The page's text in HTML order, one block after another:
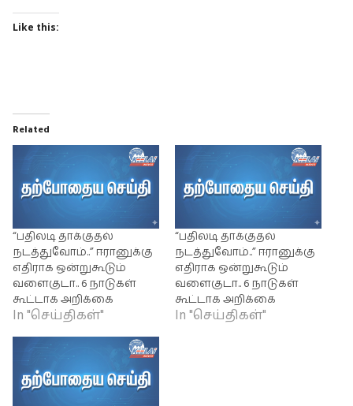
Like this:
Related
“பதிலடி தாக்குதல்
நடத்துவோம்..” ஈரானுக்கு
எதிராக ஒன்றுகூடும்
வளைகுடா.. 6 நாடுகள்
கூட்டாக அறிக்கை
In "செய்திகள்"
“பதிலடி தாக்குதல்
நடத்துவோம்..” ஈரானுக்கு
எதிராக ஒன்றுகூடும்
வளைகுடா.. 6 நாடுகள்
கூட்டாக அறிக்கை
In "செய்திகள்"